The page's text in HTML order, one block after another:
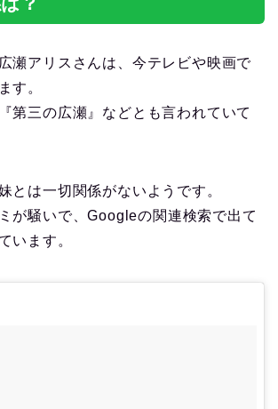
瀬アリスさんは、今テレビや映画で
す。
第三の広瀬』などとも言われていて
とは一切関係がないようです。
が騒いで、Googleの関連検索で出て
います。